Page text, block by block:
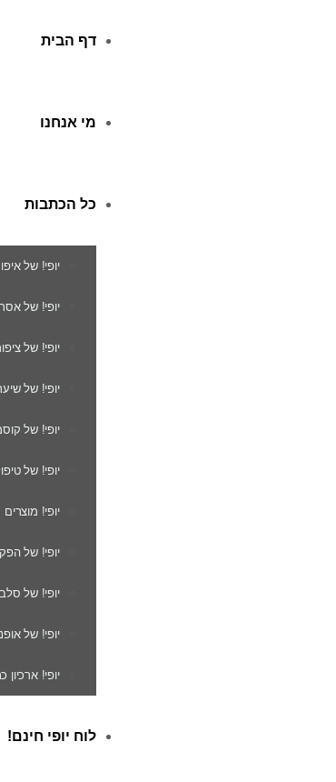
דף הבית
מי אנחנו
כל הכתבות
יופי! של
יופי! של
יופי! של
יופי! של
יופי! של
יופי! של
יופי!
יופי! של
יופי! של
יופי! של
יופי! ארכיון
לוח יופי חינם!